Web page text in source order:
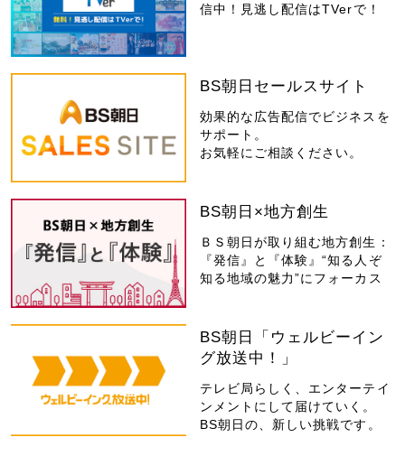
信中！見逃し配信はTVerで！
BS朝日セールスサイト
効果的な広告配信でビジネスを
サポート。
お気軽にご相談ください。
BS朝日×地方創生
ＢＳ朝日が取り組む地方創生：
『発信』と『体験』“知る人ぞ
知る地域の魅力”にフォーカス
BS朝日「ウェルビーイン
グ放送中！」
テレビ局らしく、エンターテイ
ンメントにして届けていく。
BS朝日の、新しい挑戦です。